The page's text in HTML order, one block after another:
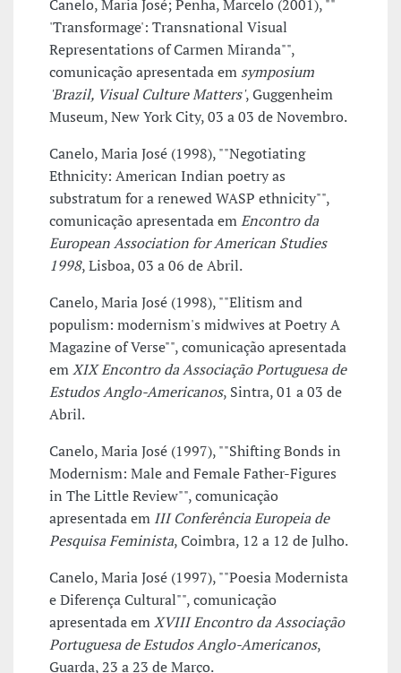
Canelo, Maria José; Penha, Marcelo (2001), ""
'Transformage': Transnational Visual
Representations of Carmen Miranda"",
comunicação apresentada em symposium
'Brazil, Visual Culture Matters', Guggenheim
Museum, New York City, 03 a 03 de Novembro.
Canelo, Maria José (1998), ""Negotiating
Ethnicity: American Indian poetry as
substratum for a renewed WASP ethnicity"",
comunicação apresentada emEncontro da
European Association for American Studies
1998, Lisboa, 03 a 06 de Abril.
Canelo, Maria José (1998), ""Elitism and
populism: modernism's midwives at Poetry A
Magazine of Verse"", comunicação apresentada
emXIX Encontro da Associação Portuguesa de
Estudos Anglo-Americanos, Sintra, 01 a 03 de
Abril.
Canelo, Maria José (1997), ""Shifting Bonds in
Modernism: Male and Female Father-Figures
in The Little Review"", comunicação
apresentada em III Conferência Europeia de
Pesquisa Feminista, Coimbra, 12 a 12 de Julho.
Canelo, Maria José (1997), ""Poesia Modernista
e Diferença Cultural"", comunicação
apresentada emXVIII Encontro da Associação
Portuguesa de Estudos Anglo-Americanos,
Guarda, 23 a 23 de Março.